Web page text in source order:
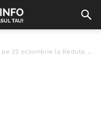
la Reduta: ,,Omul cel de dincolo...